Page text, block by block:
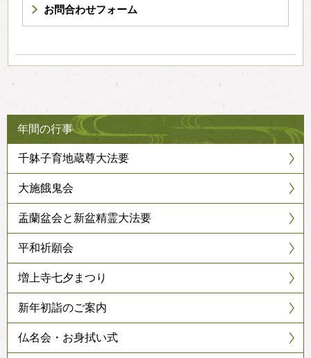
お問合わせフォーム
年間の行事
千躰子育地蔵尊大法要
大施餓鬼会
盂蘭盆会と新盆精霊大法要
平和祈願会
増上寺七夕まつり
新年初詣のご案内
仏名会・お身拭い式